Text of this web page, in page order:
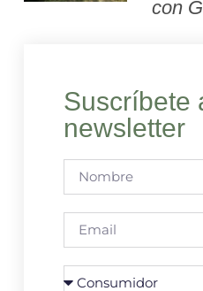
con
Suscríbete
newsletter